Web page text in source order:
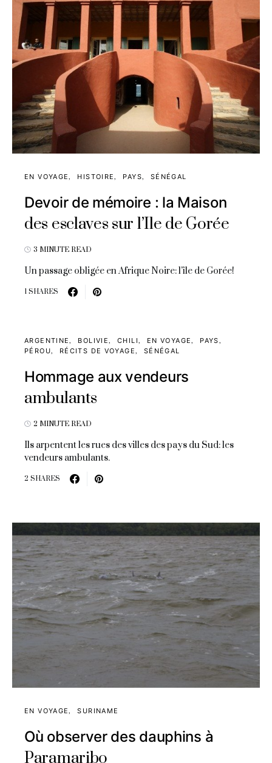
EN VOYAGE HISTOIRE PAYS SÉNÉGAL
Devoir de mémoire : la Maison
des esclaves sur l’Ile de Gorée
3 MINUTE READ
Un passage obligée en Afrique Noire: l'île de Gorée!
1 SHARES
ARGENTINE BOLIVIE CHILI EN VOYAGE
PAYS
PÉROU
RÉCITS DE VOYAGE SÉNÉGAL
Hommage aux vendeurs
ambulants
2 MINUTE READ
Ils arpentent les rues des villes des pays du Sud: les
vendeurs ambulants.
2 SHARES
EN VOYAGE SURINAME
Où observer des dauphins à
Paramaribo